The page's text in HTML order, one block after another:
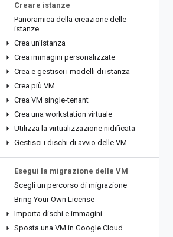
Creare istanze
Panoramica della creazione delle
istanze
Crea un'istanza
Crea immagini personalizzate
Crea e gestisci i modelli di istanza
Crea più VM
Crea VM single-tenant
Crea una workstation virtuale
Utilizza la virtualizzazione nidificata
Gestisci i dischi di avvio delle VM
Esegui la migrazione delle VM
Scegli un percorso di migrazione
Bring Your Own License
Importa dischi e immagini
Sposta una VM in Google Cloud